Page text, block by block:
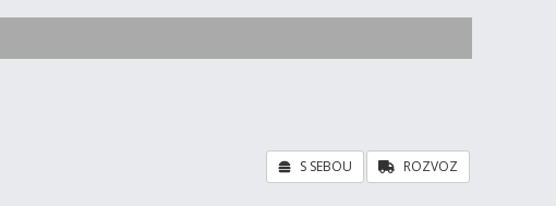
ROZVOZ
S SEBOU